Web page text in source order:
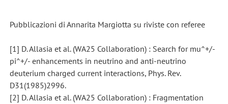
Pubblicazioni di Annarita Margiotta su riviste con referee
[1] D. Allasia et al. (WA25 Collaboration) : Search for mu^+/-
pi^+/- enhancements in neutrino and anti-neutrino
deuterium charged current interactions, Phys. Rev.
D31(1985)2996.
[2] D. Allasia et al. (WA25 Collaboration) : Fragmentation